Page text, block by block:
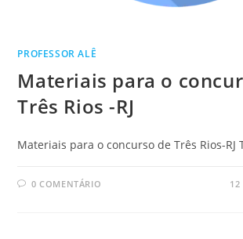
PROFESSOR ALÊ
Materiais para o
Três Rios -RJ
Materiais para o concurso de Três Rios-RJ
0 COMENTÁRIO 12